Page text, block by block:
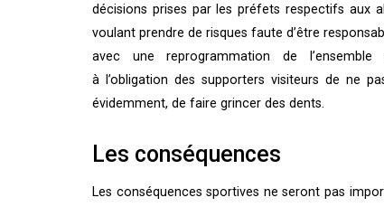
décisions prises par les préfets respectifs aux
voulant prendre de risques faute d’être
avec une reprogrammation de
à l’obligation des supporters visiteurs de ne
évidemment, de faire grincer des dents.
Les conséquences
Les conséquences sportives ne seront pas